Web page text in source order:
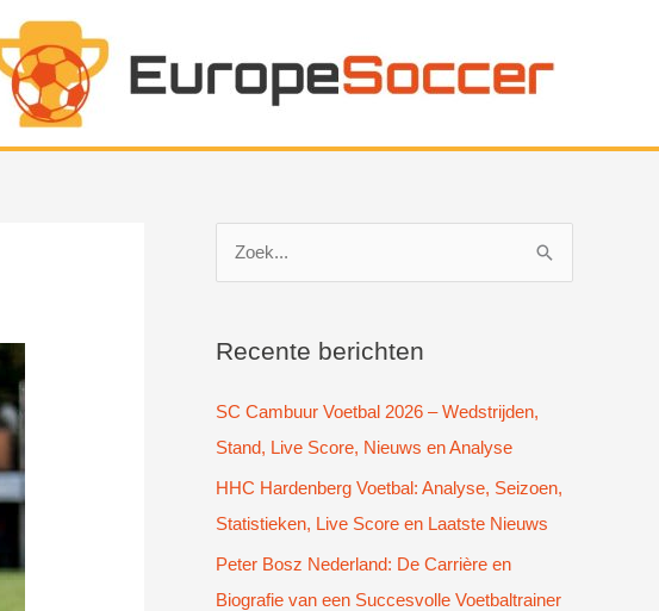
k
a
a
r
:
Recente berichten
SC Cambuur Voetbal 2026 – Wedstrijden,
Stand, Live Score, Nieuws en Analyse
HHC Hardenberg Voetbal: Analyse, Seizoen,
Statistieken, Live Score en Laatste Nieuws
Peter Bosz Nederland: De Carrière en
Biografie van een Succesvolle Voetbaltrainer